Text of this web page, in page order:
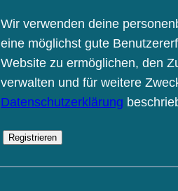
Wir verwenden deine
eine möglichst gute
Website zu ermöglichen, den
verwalten und für weitere
Datenschutzerklärung
Registrieren